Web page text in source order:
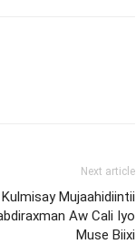
Next article
Mujaahidiintii
Aw Cali Iyo
Muse Biixi